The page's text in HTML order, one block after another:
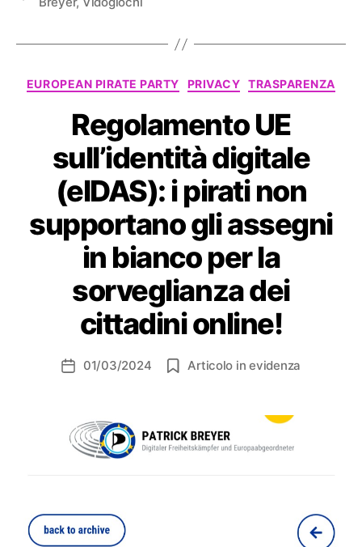
Categorie
EUROPEAN PIRATE PARTY PRIVACY TRASPARENZA
Regolamento UE
sull’identità digitale
(eIDAS): i pirati non
supportano gli assegni
in bianco per la
sorveglianza dei
cittadini online!
Data01/03/2024 Articolo in evidenza